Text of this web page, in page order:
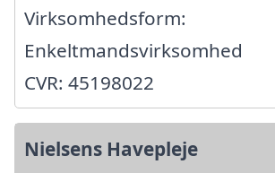
Virksomhedsform:
Enkeltmandsvirksomhed
CVR: 45198022
Nielsens Havepleje